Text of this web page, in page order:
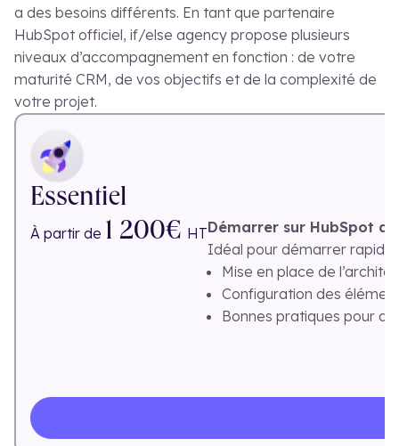
a des besoins différents. En tant que partenaire
HubSpot officiel, if/else agency propose plusieurs
niveaux d’accompagnement en fonction : de votre
maturité CRM, de vos objectifs et de la complexité de
votre projet.
Essentiel
À partir de 1 200€ HTDémarrer sur HubSpot
Idéal pour démarrer
Mise en place de
Configuration des
Bonnes pratiques pour